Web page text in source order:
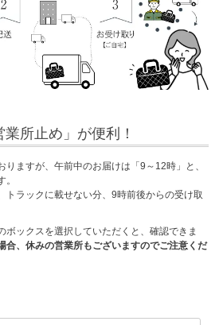
所止め」が便利！
りますが、午前中のお届けは「9～12時」と、
トラックに載せない分、9時前後からの受け取
ボックスを選択していただくと、確認できま
合、休みの営業所もございますのでご注意くだ